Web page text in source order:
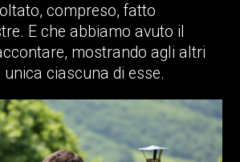
compreso, fatto
E che abbiamo avuto il
mostrando agli altri
unica ciascuna di esse.